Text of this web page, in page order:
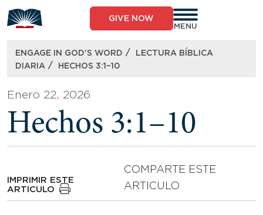
to
content
GIVE NOW
MENU
ENGAGE IN GOD’S WORD /
LECTURA BÍBLICA
DIARIA / HECHOS 3:1–10
Enero 22, 2026
Hechos 3:1–10
IMPRIMIR ESTE
ARTICULO
COMPARTE ESTE
ARTICULO